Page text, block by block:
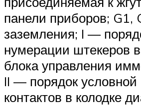
панели приборов; G1,
заземления; I —
нумерации штекеров
блока управления
II — порядок
контактов в колодке